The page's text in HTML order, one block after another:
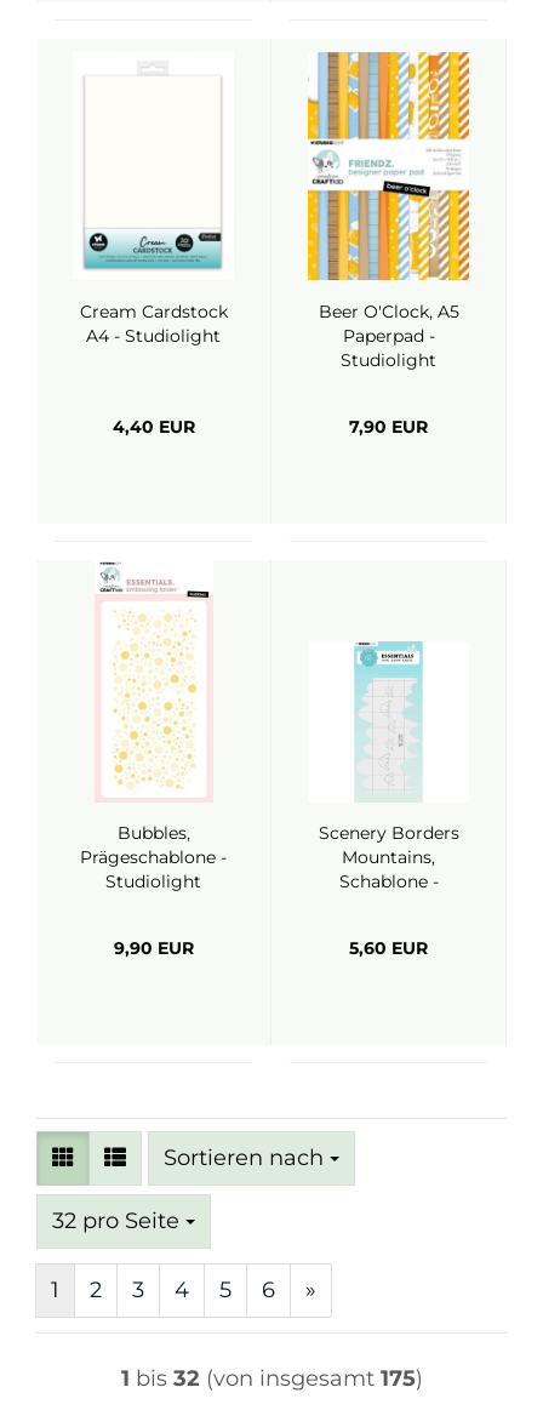
Cream Cardstock
A4 - Studiolight
4,40 EUR
Beer O'Clock, A5
Paperpad -
Studiolight
7,90 EUR
Bubbles,
Prägeschablone -
Studiolight
9,90 EUR
Scenery Borders
Mountains,
Schablone -
5,60 EUR
Sortieren nach
Sortieren nach
32 pro Seite
pro Seite
1 2 3 4 5 6 »
1 bis 32 (von insgesamt 175)